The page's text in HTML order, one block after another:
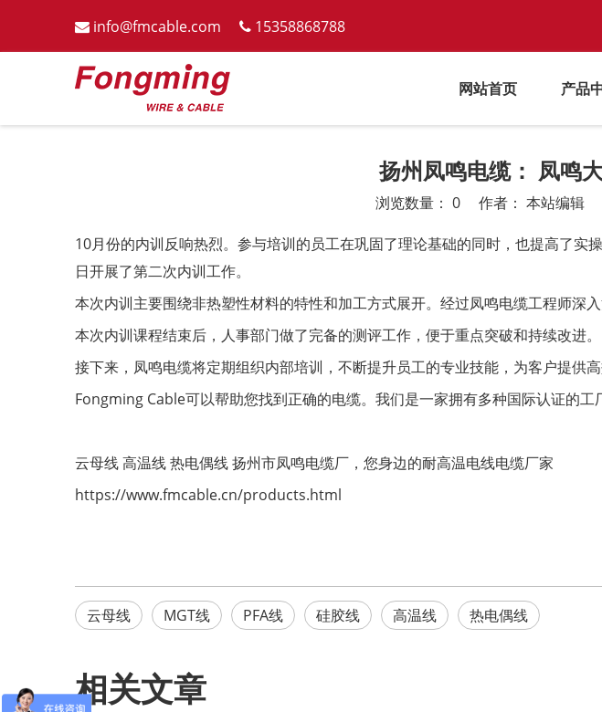
 info@fmcable.com  15358868788
网站首页 产品
扬州凤鸣电缆： 凤鸣
浏览数量： 0作者： 本站编辑
["wechat","weibo","qzone","douban","email"]
10月份的内训反响热烈。参与培训的员工在巩固了理论基础的同时，也提高了
日开展了第二次内训工作。
本次内训主要围绕非热塑性材料的特性和加工方式展开。经过凤鸣电缆工程师深
本次内训课程结束后，人事部门做了完备的测评工作，便于重点突破和持续改进。
接下来，凤鸣电缆将定期组织内部培训，不断提升员工的专业技能，为客户提供高
Fongming Cable可以帮助您找到正确的电缆。我们是一家拥有多种国际认证的工
云母线高温线热电偶线扬州市凤鸣电缆厂，您身边的耐高温电线电缆厂家
https://www.fmcable.cn/products.html
云母线 MGT线 PFA线 硅胶线 高温线 热电偶线
相关文章